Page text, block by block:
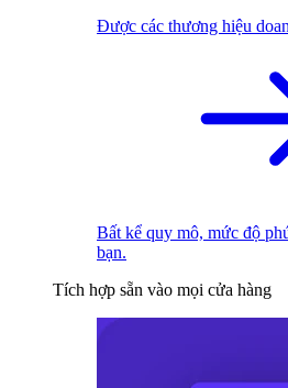
Được các thương hiệu
Bất kể quy mô, mức độ
bạn.
Tích hợp sẵn vào mọi cửa hàng